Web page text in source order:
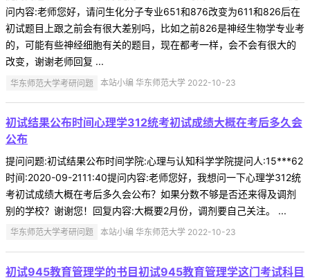
问内容:老师您好，请问生化分子专业651和876改变为611和826后在
初试题目上跟之前会有很大差别吗，比如之前826是神经生物学专业考
的，可能有些神经细胞有关的题目，现在都考一样，会不会有很大的
改变，谢谢老师回复 ...
华东师范大学考研问题 本站小编 华东师范大学 2022-10-23
初试结果公布时间心理学312统考初试成绩大概在考后多久会
公布
提问问题:初试结果公布时间学院:心理与认知科学学院提问人:15***62
时间:2020-09-2111:40提问内容:老师您好，我想问一下心理学312统
考初试成绩大概在考后多久会公布？如果分数不够是否还来得及调剂
别的学校？谢谢您！回复内容:大概要2月份，调剂要自己关注。 ...
华东师范大学考研问题 本站小编 华东师范大学 2022-10-23
初试945教育管理学的书目初试945教育管理学这门考试科目